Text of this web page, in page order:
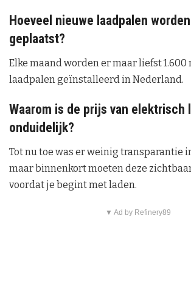
Hoeveel nieuwe laadpalen
geplaatst?
Elke maand worden er maar liefst 1.600
laadpalen geïnstalleerd in Nederland.
Waarom is de prijs van elektrisch
onduidelijk?
Tot nu toe was er weinig transparantie
maar binnenkort moeten deze
voordat je begint met laden.
▼ Ad by Refinery89